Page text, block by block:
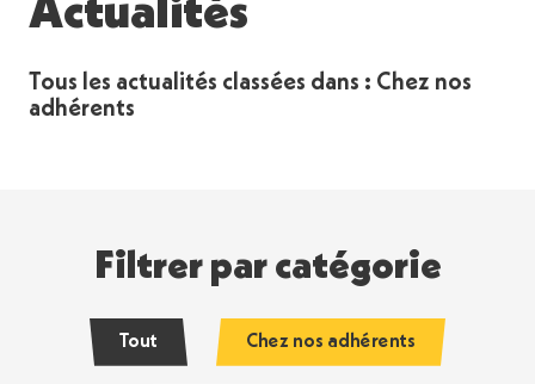
Actualités
Tous les actualités classées dans : Chez nos
adhérents
Filtrer par catégorie
Tout Chez nos adhérents